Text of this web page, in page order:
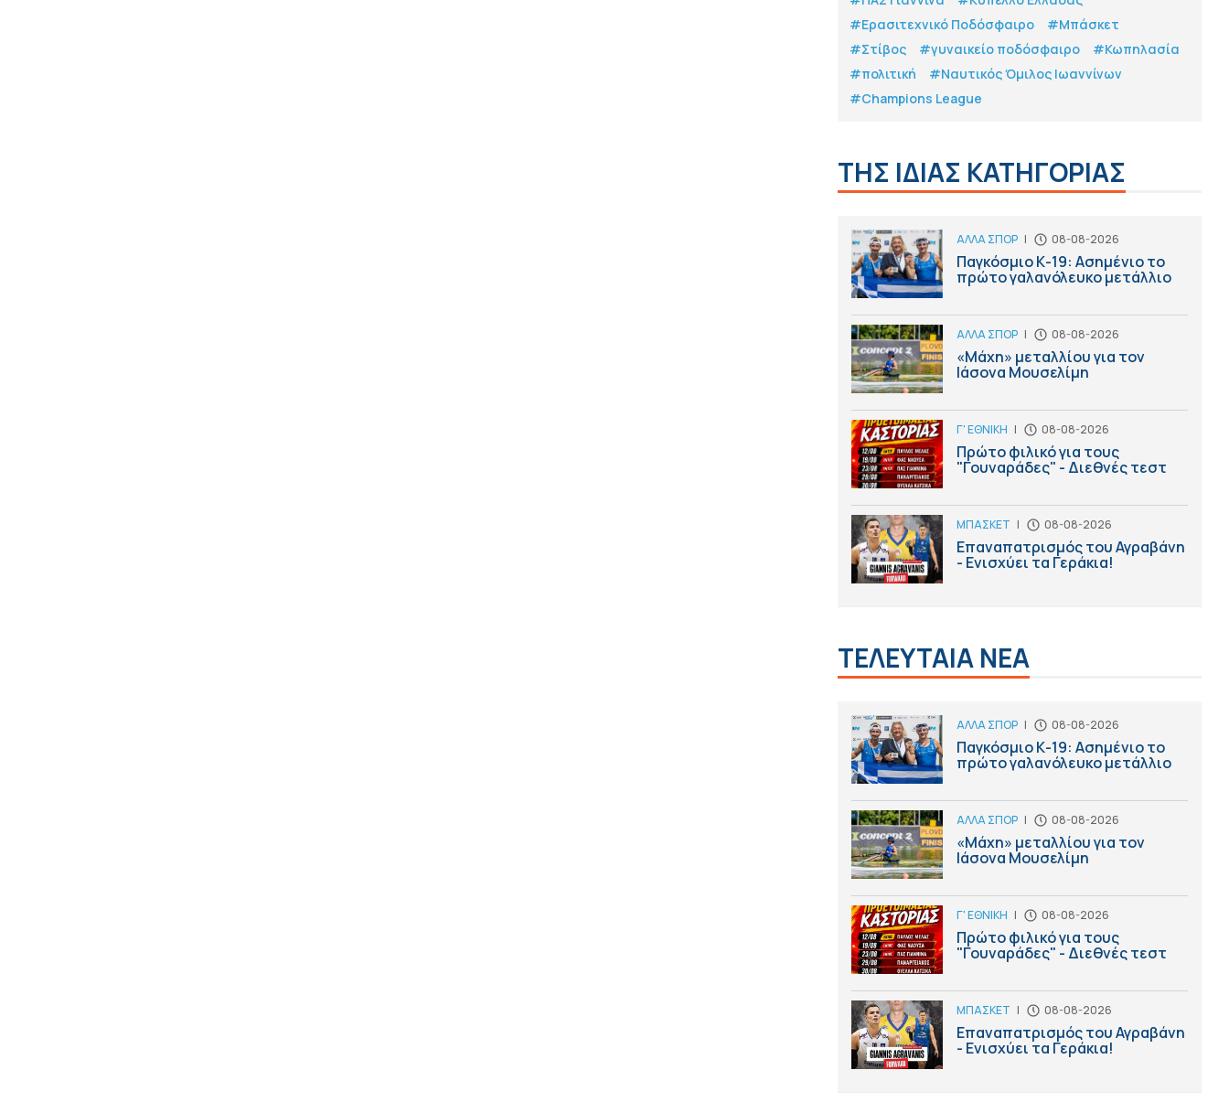
#Eρασιτεχνικό Ποδόσφαιρο
#Μπάσκετ
#Στίβος
#γυναικείο ποδόσφαιρο
#Κωπηλασία
#πολιτική
#Ναυτικός Όμιλος Ιωαννίνων
#Champions League
ΤΗΣ ΙΔΙΑΣ ΚΑΤΗΓΟΡΙΑΣ
ΑΛΛΑ ΣΠΟΡ | 08-08-2026
Παγκόσμιο Κ-19: Ασημένιο το
πρώτο γαλανόλευκο μετάλλιο
ΑΛΛΑ ΣΠΟΡ | 08-08-2026
«Μάχη» μεταλλίου για τον
Ιάσονα Μουσελίμη
Γ' ΕΘΝΙΚΗ | 08-08-2026
Πρώτο φιλικό για τους
"Γουναράδες" - Διεθνές τεστ
ΜΠΑΣΚΕΤ | 08-08-2026
Επαναπατρισμός του Αγραβάνη
- Ενισχύει τα Γεράκια!
ΤΕΛΕΥΤΑΙΑ ΝΕΑ
ΑΛΛΑ ΣΠΟΡ | 08-08-2026
Παγκόσμιο Κ-19: Ασημένιο το
πρώτο γαλανόλευκο μετάλλιο
ΑΛΛΑ ΣΠΟΡ | 08-08-2026
«Μάχη» μεταλλίου για τον
Ιάσονα Μουσελίμη
Γ' ΕΘΝΙΚΗ | 08-08-2026
Πρώτο φιλικό για τους
"Γουναράδες" - Διεθνές τεστ
ΜΠΑΣΚΕΤ | 08-08-2026
Επαναπατρισμός του Αγραβάνη
- Ενισχύει τα Γεράκια!